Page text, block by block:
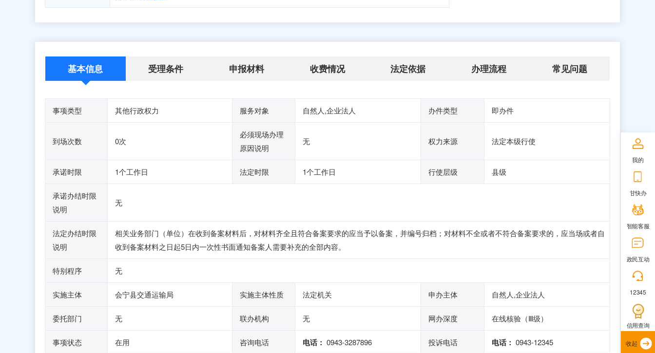
基本信息 受理条件 申报材料 收费情况 法定依据 办理流程 常见问题
事项类型 其他行政权力 服务对象 自然人,企业法人 办件类型 即办件
到场次数 0次
必须现场办理
原因说明
无 权力来源 法定本级行使
承诺时限 1个工作日 法定时限 1个工作日 行使层级 县级
承诺办结时限
说明
无
法定办结时限
说明
相关业务部门（单位）在收到备案材料后，对材料齐全且符合备案要求的应当予以备案，并编号归档；对材料不全或者不符合备案要求的，应当场或者自
收到备案材料之日起5日内一次性书面通知备案人需要补充的全部内容。
特别程序 无
实施主体 会宁县交通运输局 实施主体性质 法定机关 申办主体 自然人,企业法人
委托部门 无 联办机构 无 网办深度 在线核验（Ⅲ级）
事项状态 在用 咨询电话 电话： 0943-3287896 投诉电话 电话： 0943-12345
我的
甘快办
智能客服
政民互动
12345
信用查询
收起